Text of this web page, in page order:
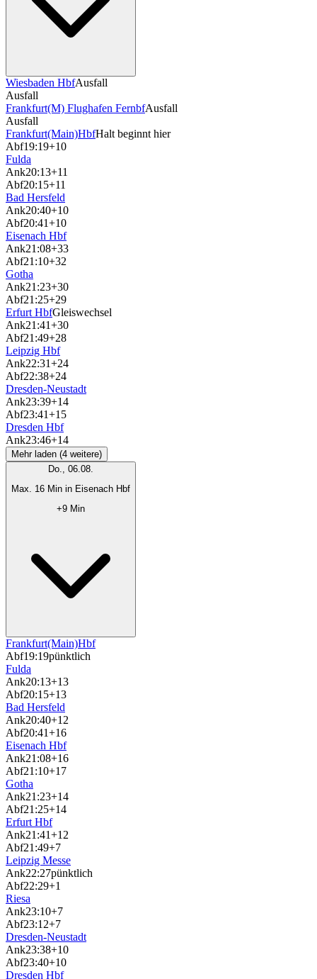
Wiesbaden HbfAusfall
Ausfall
Frankfurt(M) Flughafen FernbfAusfall
Ausfall
Frankfurt(Main)HbfHalt beginnt hier
Abf19:19+10
Fulda
Ank20:13+11
Abf20:15+11
Bad Hersfeld
Ank20:40+10
Abf20:41+10
Eisenach Hbf
Ank21:08+33
Abf21:10+32
Gotha
Ank21:23+30
Abf21:25+29
Erfurt HbfGleiswechsel
Ank21:41+30
Abf21:49+28
Leipzig Hbf
Ank22:31+24
Abf22:38+24
Dresden-Neustadt
Ank23:39+14
Abf23:41+15
Dresden Hbf
Ank23:46+14
Mehr laden (4 weitere)
Do., 06.08.
Max. 16 Min in Eisenach Hbf
+9 Min
Frankfurt(Main)Hbf
Abf19:19pünktlich
Fulda
Ank20:13+13
Abf20:15+13
Bad Hersfeld
Ank20:40+12
Abf20:41+16
Eisenach Hbf
Ank21:08+16
Abf21:10+17
Gotha
Ank21:23+14
Abf21:25+14
Erfurt Hbf
Ank21:41+12
Abf21:49+7
Leipzig Messe
Ank22:27pünktlich
Abf22:29+1
Riesa
Ank23:10+7
Abf23:12+7
Dresden-Neustadt
Ank23:38+10
Abf23:40+10
Dresden Hbf